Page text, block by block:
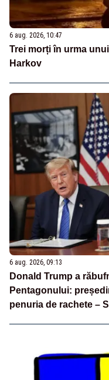
6 aug. 2026, 10:47
Trei morți în urma
Harkov
6 aug. 2026, 09:13
Donald Trump a
Pentagonului:
penuria de rachete –